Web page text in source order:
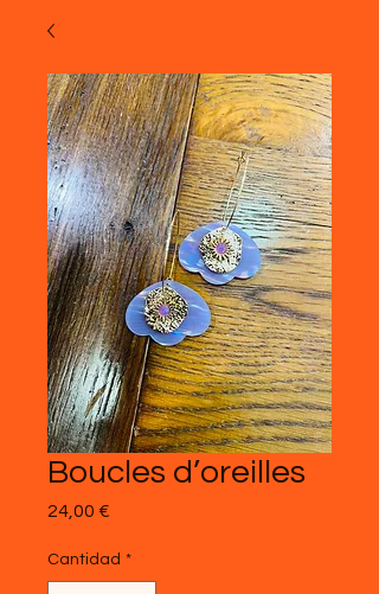
Boucles d’oreilles
24,00 €
Cantidad *